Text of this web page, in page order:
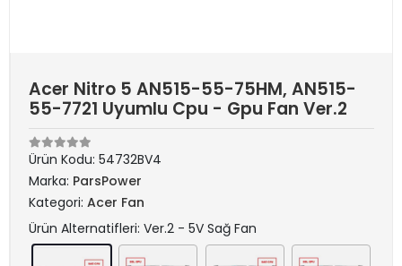
Acer Nitro 5 AN515-55-75HM, AN515-
55-7721 Uyumlu Cpu - Gpu Fan Ver.2
Ürün Kodu: 54732BV4
Marka: ParsPower
Kategori: Acer Fan
Ürün Alternatifleri: Ver.2 - 5V Sağ Fan